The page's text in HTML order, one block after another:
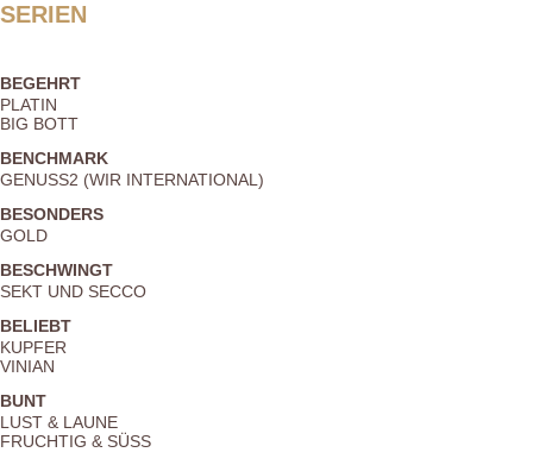
SERIEN
BEGEHRT
PLATIN
BIG BOTT
BENCHMARK
GENUSS2 (WIR INTERNATIONAL)
BESONDERS
GOLD
BESCHWINGT
SEKT UND SECCO
BELIEBT
KUPFER
VINIAN
BUNT
LUST & LAUNE
FRUCHTIG & SÜSS